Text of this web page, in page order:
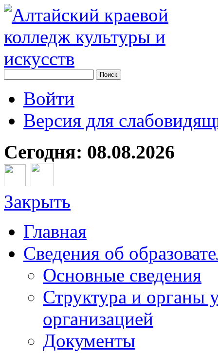
Войти
Версия для
Сегодня: 08.08.2026
Закрыть
Главная
Сведения об
Основные сведения
Структура и органы
организацией
Документы